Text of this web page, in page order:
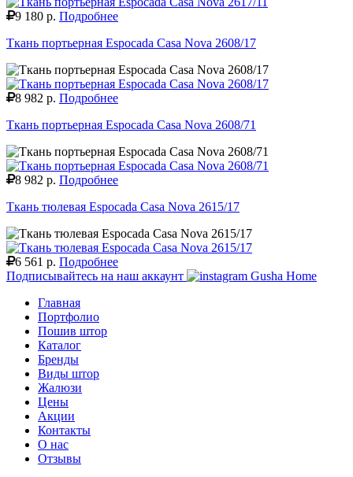
9 180 р. Подробнее
Ткань портьерная Espocada Casa Nova 2608/17
8 982 р. Подробнее
Ткань портьерная Espocada Casa Nova 2608/71
8 982 р. Подробнее
Ткань тюлевая Espocada Casa Nova 2615/17
6 561 р. Подробнее
Подписывайтесь на наш аккаунт
Gusha Home
Главная
Портфолио
Пошив штор
Каталог
Бренды
Виды штор
Жалюзи
Цены
Акции
Контакты
О нас
Отзывы